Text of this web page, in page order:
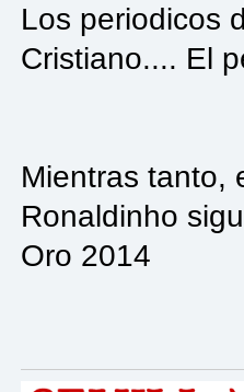
Los periodicos
Cristiano.... El
Mientras tanto,
Ronaldinho
Oro 2014